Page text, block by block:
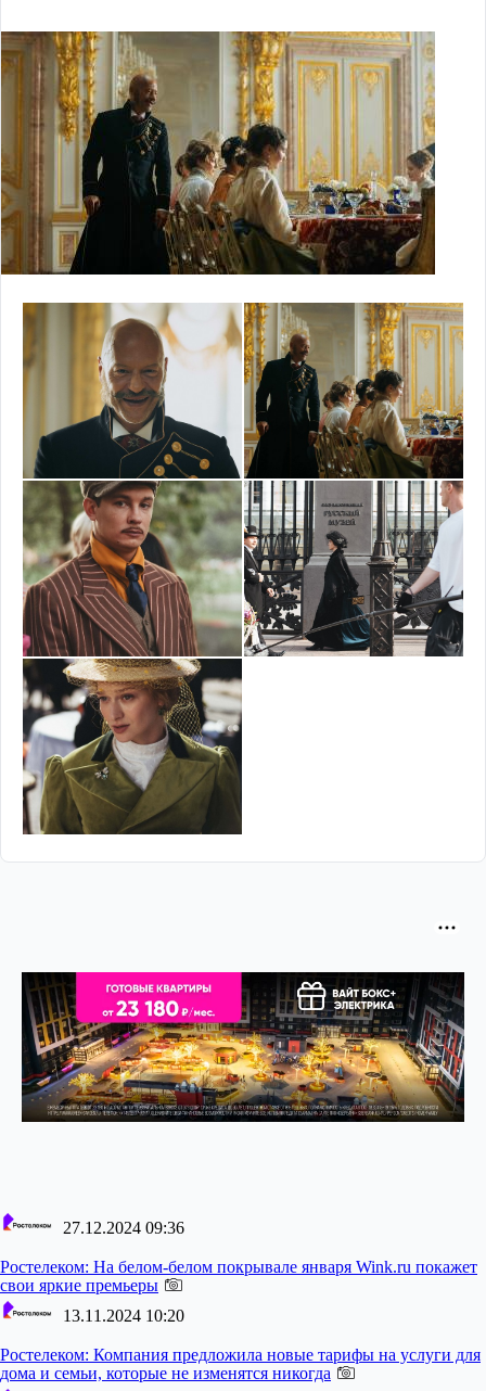
27.12.2024 09:36
Ростелеком: На белом-белом покрывале января Wink.ru покажет
свои яркие премьеры
13.11.2024 10:20
Ростелеком: Компания предложила новые тарифы на услуги для
дома и семьи, которые не изменятся никогда